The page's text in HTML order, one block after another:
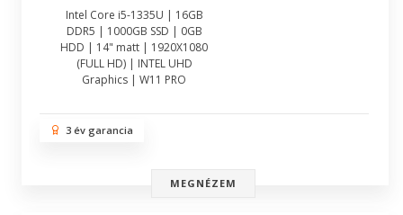
Intel Core i5-1335U | 16GB
DDR5 | 1000GB SSD | 0GB
HDD | 14" matt | 1920X1080
(FULL HD) | INTEL UHD
Graphics | W11 PRO
3 év garancia
MEGNÉZEM